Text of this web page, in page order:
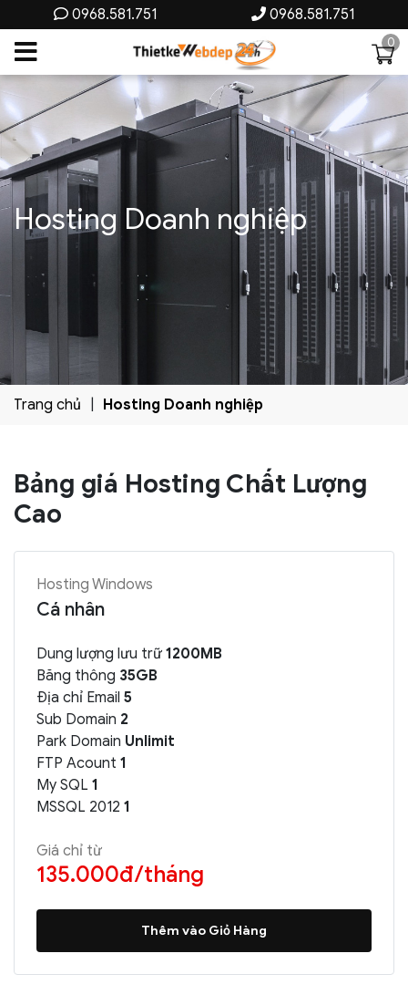
0968.581.751 0968.581.751
0
Hosting Doanh nghiệp
Trang chủ Hosting Doanh nghiệp
Bảng giá Hosting Chất Lượng
Cao
Hosting Windows
Cá nhân
Dung lượng lưu trữ 1200MB
Băng thông 35GB
Địa chỉ Email 5
Sub Domain 2
Park Domain Unlimit
FTP Acount 1
My SQL 1
MSSQL 2012 1
Giá chỉ từ
135.000đ/tháng
Thêm vào Giỏ Hàng